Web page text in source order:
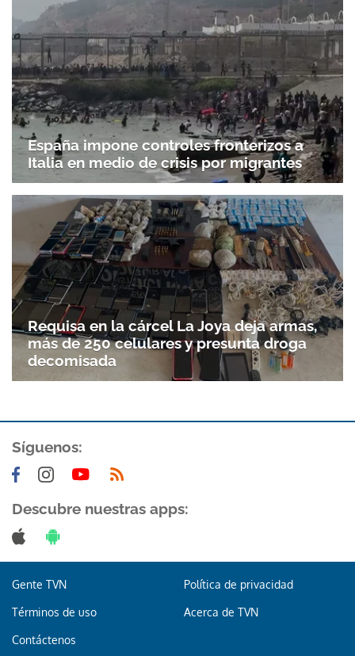
España impone controles fronterizos a
Italia en medio de crisis por migrantes
Requisa en la cárcel La Joya deja armas,
más de 250 celulares y presunta droga
decomisada
Síguenos:
Descubre nuestras apps:
Gente TVN Política de privacidad
Términos de uso Acerca de TVN
Contáctenos